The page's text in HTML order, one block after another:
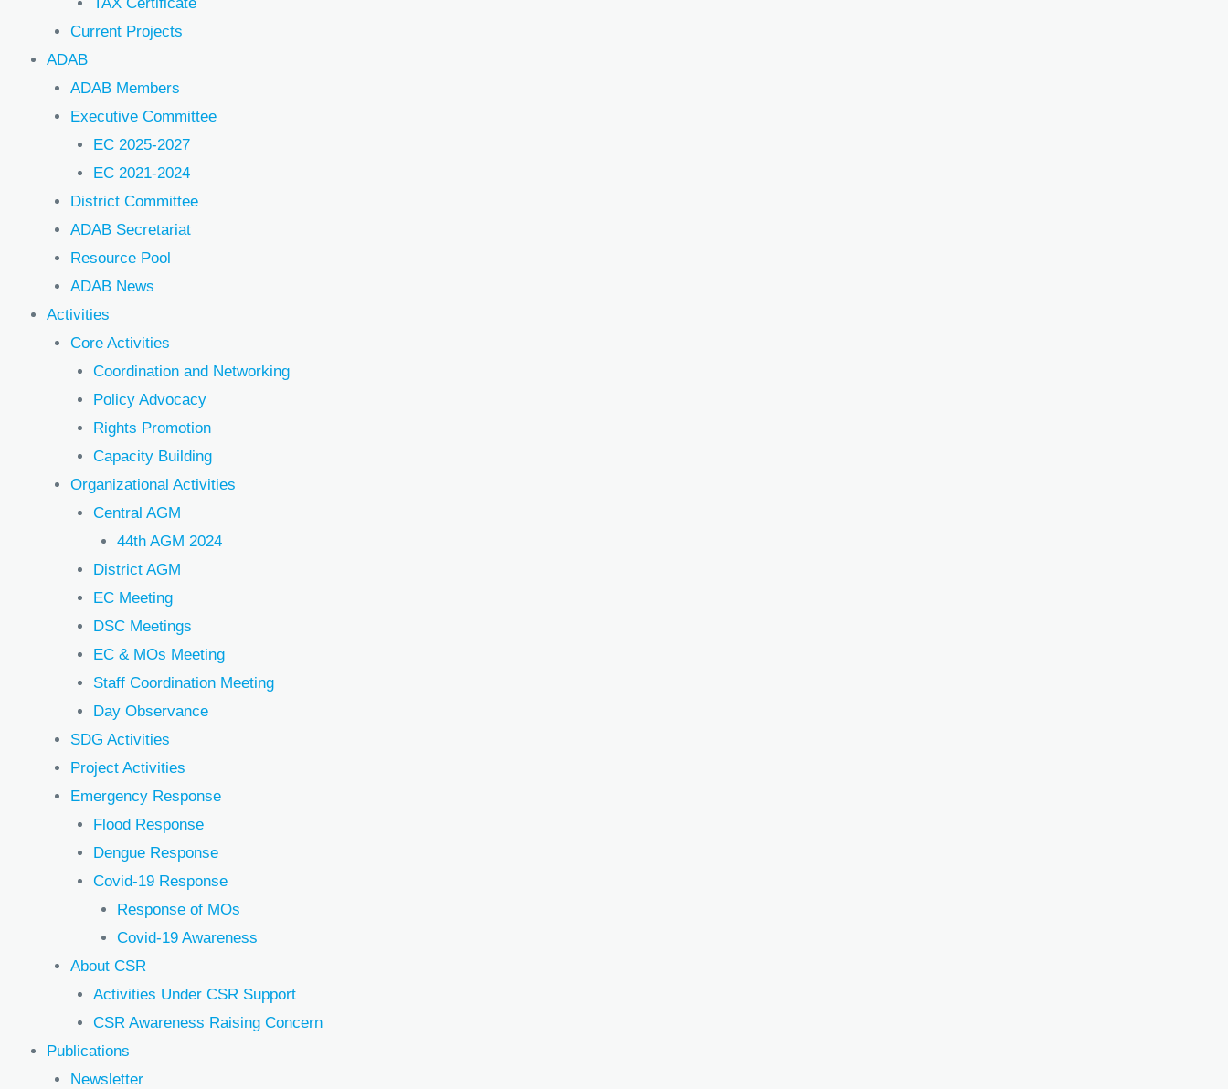
Current Projects
ADAB
ADAB Members
Executive Committee
EC 2025-2027
EC 2021-2024
District Committee
ADAB Secretariat
Resource Pool
ADAB News
Activities
Core Activities
Coordination and Networking
Policy Advocacy
Rights Promotion
Capacity Building
Organizational Activities
Central AGM
44th AGM 2024
District AGM
EC Meeting
DSC Meetings
EC & MOs Meeting
Staff Coordination Meeting
Day Observance
SDG Activities
Project Activities
Emergency Response
Flood Response
Dengue Response
Covid-19 Response
Response of MOs
Covid-19 Awareness
About CSR
Activities Under CSR Support
CSR Awareness Raising Concern
Publications
Newsletter